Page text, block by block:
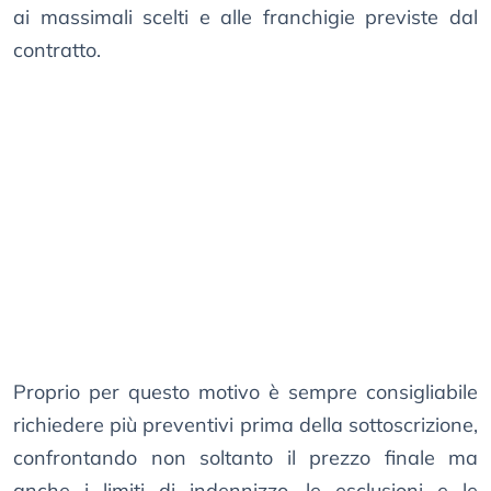
ai massimali scelti e alle franchigie previste dal
contratto.
Proprio per questo motivo è sempre consigliabile
richiedere più preventivi prima della sottoscrizione,
confrontando non soltanto il prezzo finale ma